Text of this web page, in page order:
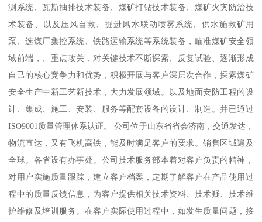
测系统、瓦斯抽排技术装备、煤矿打钻技术装备、煤矿火灾防治技
术装备、以及压风自救、掘进风水联动喷雾系统、供水施救矿用
泵、选煤厂集控系统、铁路运输系统等系统装备，瞄准煤矿安全领
域前端，、重点攻关，对关键技术不断探索、反复试验、逐渐形成
自己的核心竞争力和优势，积极开展与客户深层次合作，探索煤矿
安全生产中新工艺新技术，大力发展领域。以及地面安防工程的设
计、集成、施工、安装、服务等配套设备的设计、制造。并已通过
ISO9001质量管理体系认证。 公司位于山东省省会济南，交通发达，
物流直达，又有飞机高铁，能及时满足客户的要求。销售区域遍及
全球。各省设有办事处。公司技术服务部本着对客户负责的精神，
对用户实施质量跟踪，建立客户档案，定期了解客户在产品使用过
程中的质量反馈信息，为客户提供相关技术资料、技术疑、技术维
护维修及培训服务。在客户实际使用过程中，如发生质量问题，接